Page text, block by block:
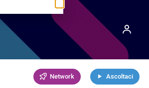
Network Ascoltaci